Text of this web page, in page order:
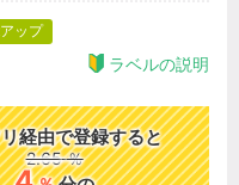
ップ
ラベルの説明
経由で登録すると
2.65 ％